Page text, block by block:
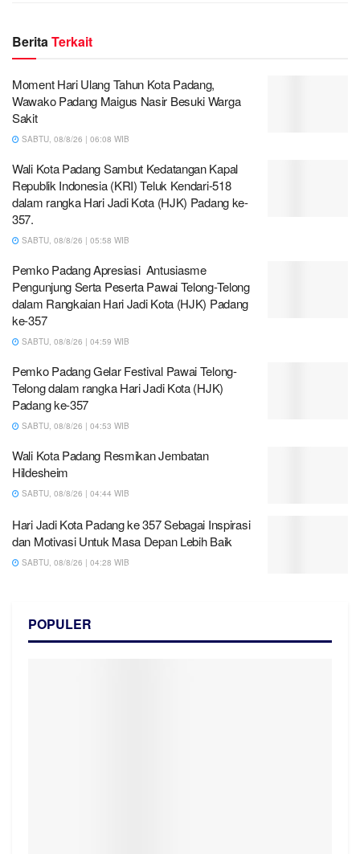
BeritaTerkait
Moment Hari Ulang Tahun Kota Padang,
Wawako Padang Maigus Nasir Besuki Warga
Sakit
SABTU, 08/8/26 | 06:08 WIB
Wali Kota Padang Sambut Kedatangan Kapal
Republik Indonesia (KRI) Teluk Kendari-518
dalam rangka Hari Jadi Kota (HJK) Padang ke-
357.
SABTU, 08/8/26 | 05:58 WIB
Pemko Padang Apresiasi Antusiasme
Pengunjung Serta Peserta Pawai Telong-Telong
dalam Rangkaian Hari Jadi Kota (HJK) Padang
ke-357
SABTU, 08/8/26 | 04:59 WIB
Pemko Padang Gelar Festival Pawai Telong-
Telong dalam rangka Hari Jadi Kota (HJK)
Padang ke-357
SABTU, 08/8/26 | 04:53 WIB
Wali Kota Padang Resmikan Jembatan
Hildesheim
SABTU, 08/8/26 | 04:44 WIB
Hari Jadi Kota Padang ke 357 Sebagai Inspirasi
dan Motivasi Untuk Masa Depan Lebih Baik
SABTU, 08/8/26 | 04:28 WIB
POPULER